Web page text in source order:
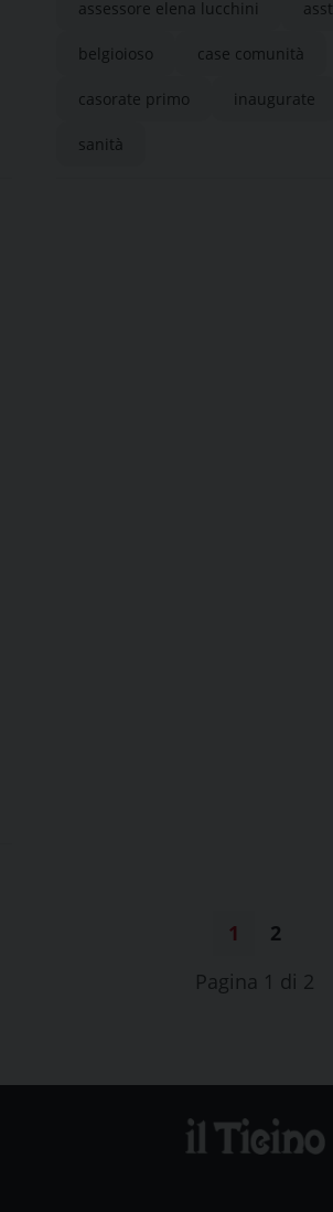
assessore elena lucchini asst
belgioioso case comunità
casorate primo inaugurate
sanità
1
2
Pagina 1 di 2